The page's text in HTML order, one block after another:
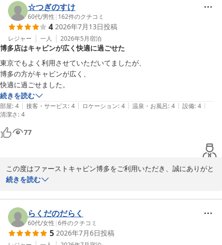
んでした。
ごゆっくりお休みいただけなかったことを心苦しく思っておりま
す。
チェックイン時の滞在中の音に関する注意喚起や、定期的な巡回等
を行い、今後とも出来る限りの対策に努めて参る所存でございま
す。
貴重なご意見をお寄せいただき、ありがとうございました。
また機会がございましたら、ファーストキャビン博多をご利用いた
だけますと幸いでございます。
ファーストキャビン博多
☆つぎのすけ
60代/男性 | 162件のクチコミ
4 2026年7月13日投稿
レジャー 一人 2026年5月宿泊
博多店はキャビンが広く快適に過ごせた
東京でもよく利用させていただいてましたが、
博多の方がキャビンが広く、
快適に過ごせました。
続きを読む
部屋: 4 | 接客・サービス: 4 | ロケーション: 4 | 温泉・お風呂: 4 | 設備: 4 |
清潔さ: 4
77
この度はファーストキャビン博多をご利用いただき、誠にありがと
うございます。
のこと、大変嬉しく存じます。
当施設は地下鉄空港線　中洲川端駅直結という立地もあり多くのビ
ジネスや観光のお客様にご利用いただいております。
今後も皆様に心地よい空間を提供できるよう努めてまいります。
続きを読む
らくだのだらく
60代/女性 |6件のクチコミ
5 2026年7月6日投稿